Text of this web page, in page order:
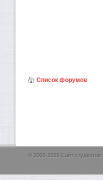
Список форумов
© 2003-2026 Сайт